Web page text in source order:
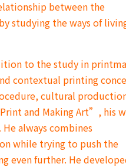
between the
studying the ways of
to the study in
contextual printing
cultural
and Making Art”, his
always combines
while trying to push the
even further. He